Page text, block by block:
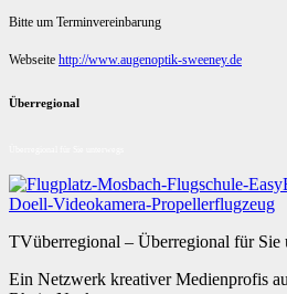
Bitte um Terminvereinbarung
Webseite http://www.augenoptik-sweeney.de
Überregional
TVüberregional – Überregional für Sie
Ein Netzwerk kreativer Medienprofis